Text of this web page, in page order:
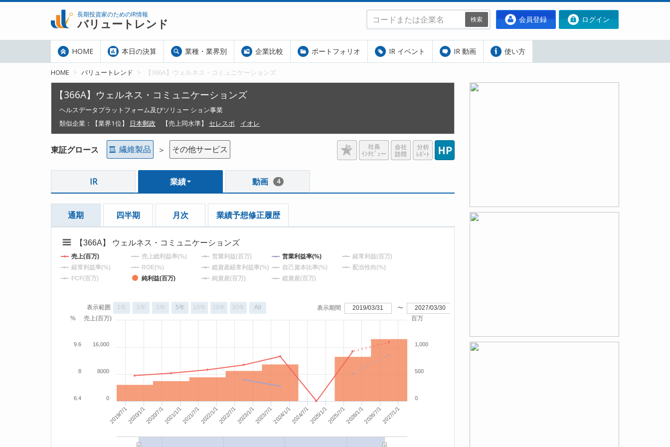
長期投資家のためのIR情報
バリュートレンド 会員登録 ログイン
検索
HOME 本日の決算 業種・業界別 企業比較 ポートフォリオ IR イベント IR 動画 使い方
HOME バリュートレンド 【366A】ウェルネス・コミュニケーションズ
【366A】ウェルネス・コミュニケーションズ
ヘルスデータプラットフォーム及びソリュー ション事業
類似企業：
【業界1位】 日本郵政 【売上同水準】 セレスポ イオレ
東証グロース 繊維製品 ＞ その他サービス
IR 業績 動画 4
通期 四半期 月次 業績予想修正履歴
売上(百万)
% 百万
【366A】 ウェルネス・コミュニケーションズ
2019/7/12020/1/12020/7/12021/1/12021/7/12022/1/12022/7/12023/1/12023/7/12024/1/12024/7/12025/1/12025/7/12026/1/12026/7/12027/1/1
0
8000
16,000
9.6
6.4
8
0
1,000
500
表示範囲 1年 2年 3年 5年 10年 20年 30年 All 表示期間 2019/03/31 〜 2027/03/30
売上(百万) 売上総利益率(%) 営業利益(百万) 営業利益率(%)
経常利益(百万)
経常利益率(%)
ROE(%) 総資産経常利益率(%) 自己資本比率(%)
配当性向(%)
FCF(百万)
純利益(百万) 純資産(百万) 総資産(百万)